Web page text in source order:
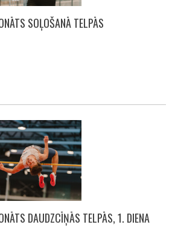
SOĻOŠANĀ TELPĀS
DAUDZCĪŅĀS TELPĀS, 1. DIENA